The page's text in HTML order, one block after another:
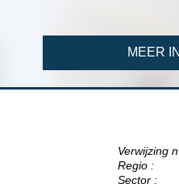
MEER
Verwijzing
Regio :
Sector :